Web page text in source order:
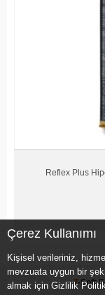
Çerez Kullanımı
Kişisel verileriniz,
mevzuata uygun bir
almak için Gizlilik
Reflex Plus
T-Soft